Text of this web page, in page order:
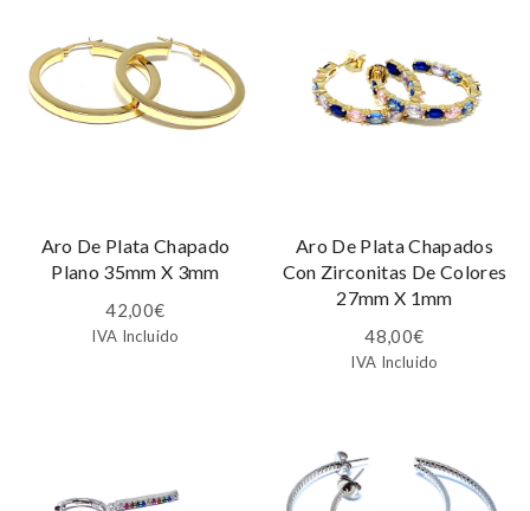
Aro De Plata Chapado
Plano 35mm X 3mm
42,00€
IVA Incluido
Aro De Plata Chapados
Con Zirconitas De Colores
27mm X 1mm
48,00€
IVA Incluido